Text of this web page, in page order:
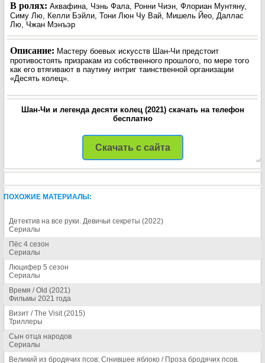
В ролях: Аквафина, Чэнь Фала, Ронни Чиэн, Флориан Мунтяну,
Симу Лю, Келли Бэйли, Тони Люн Чу Вай, Мишель Йео, Даллас
Лю, Чжан Мэнъэр
Описание: Мастеру боевых искусств Шан-Чи предстоит
противостоять призракам из собственного прошлого, по мере того
как его втягивают в паутину интриг таинственной организации
«Десять колец».
Шан-Чи и легенда десяти колец (2021) скачать на телефон
бесплатно
Скачать с сайта
ПОХОЖИЕ МАТЕРИАЛЫ:
Детектив на все руки. Девичьи секреты (2022)
Сериалы
Пёс 4 сезон
Сериалы
Люцифер 5 сезон
Сериалы
Время / Old (2021)
Фильмы 2021 года
Визит / The Visit (2015)
Триллеры
Сын отца народов
Сериалы
Великий из бродячих псов: Сгнившее яблоко / Проза бродячих псов.